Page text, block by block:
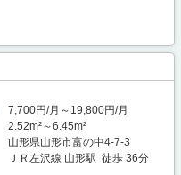
7,700円/月～19,800円/月
2.52m²～6.45m²
山形県山形市富の中4-7-3
ＪＲ左沢線 山形駅 徒歩 36分